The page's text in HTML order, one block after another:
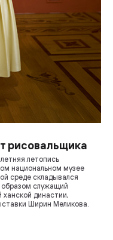
рисовальщика
летопись
национальном музее
среде складывался
служащий
династии,
Ширин Меликова.